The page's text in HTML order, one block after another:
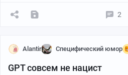
2
Alantir Специфический юмор
GPT совсем не нацист